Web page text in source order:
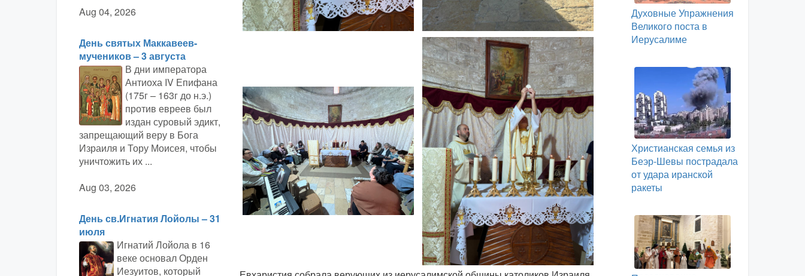
Aug 04, 2026
День святых Маккавеев-
мучеников – 3 августа
В дни императора
Антиоха IV Епифана
(175г – 163г до н.э.)
против евреев был
издан суровый эдикт,
запрещающий веру в Бога
Израиля и Тору Моисея, чтобы
уничтожить их ...
Aug 03, 2026
День св.Игнатия Лойолы – 31
июля
Игнатий Лойола в 16
веке основал Орден
Иезуитов, который
Духовные Упражнения
Великого поста в
Иерусалиме
Христианская семья из
Беэр-Шевы пострадала
от удара иранской
ракеты